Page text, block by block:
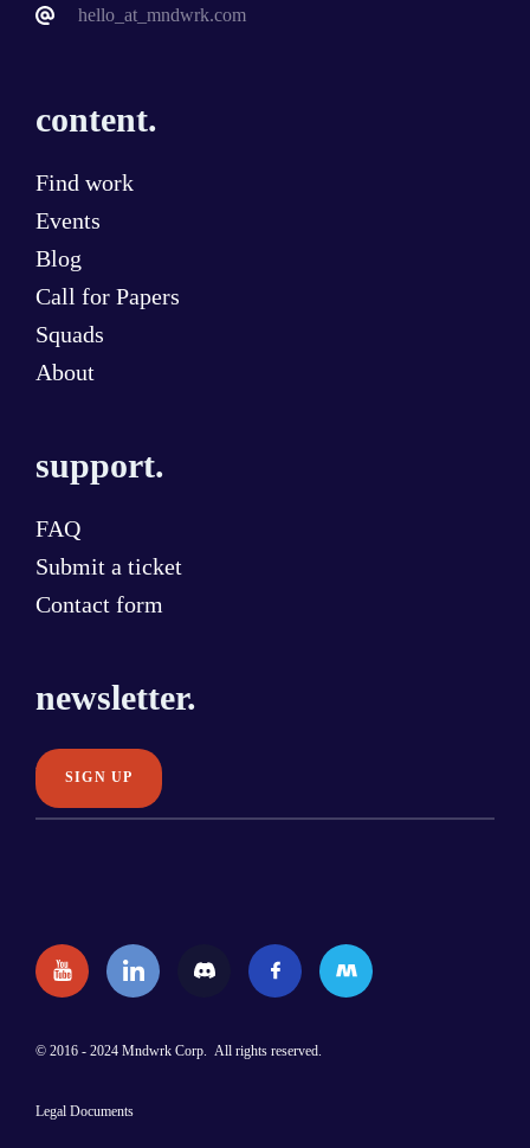
hello_at_mndwrk.com
content.
Find work
Events
Blog
Call for Papers
Squads
About
support.
FAQ
Submit a ticket
Contact form
newsletter.
© 2016 - 2024 Mndwrk Corp. All rights reserved.
Legal Documents